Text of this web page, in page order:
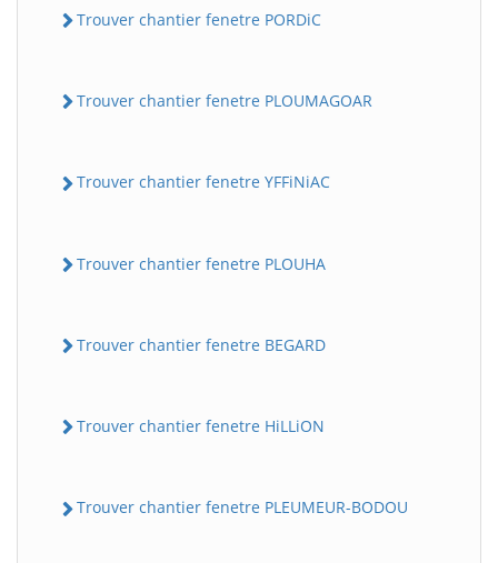
Trouver chantier fenetre PORDiC
Trouver chantier fenetre PLOUMAGOAR
Trouver chantier fenetre YFFiNiAC
Trouver chantier fenetre PLOUHA
Trouver chantier fenetre BEGARD
Trouver chantier fenetre HiLLiON
Trouver chantier fenetre PLEUMEUR-BODOU